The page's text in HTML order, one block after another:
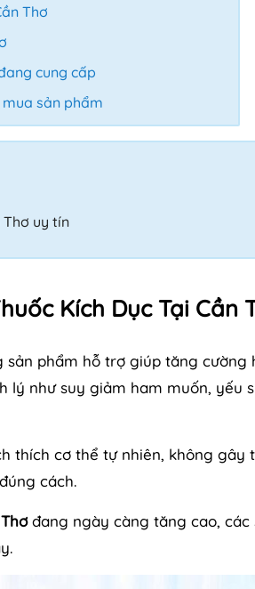
Thơ
cung cấp
sản phẩm
uy tín
Kích Dục Tại Cần
sản phẩm hỗ trợ giúp tăng cường
lý như suy giảm ham muốn, yếu
thích cơ thể tự nhiên, không gây
cách.
đang ngày càng tăng cao, các